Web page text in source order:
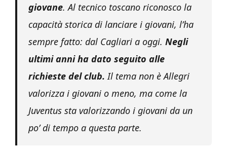
giovane. Al tecnico toscano riconosco la
capacità storica di lanciare i giovani, l’ha
sempre fatto: dal Cagliari a oggi. Negli
ultimi anni ha dato seguito alle
richieste del club. Il tema non è Allegri
valorizza i giovani o meno, ma come la
Juventus sta valorizzando i giovani da un
po’ di tempo a questa parte.